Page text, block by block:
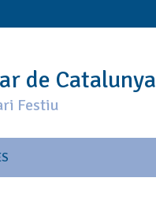
de Catalunya
Festiu